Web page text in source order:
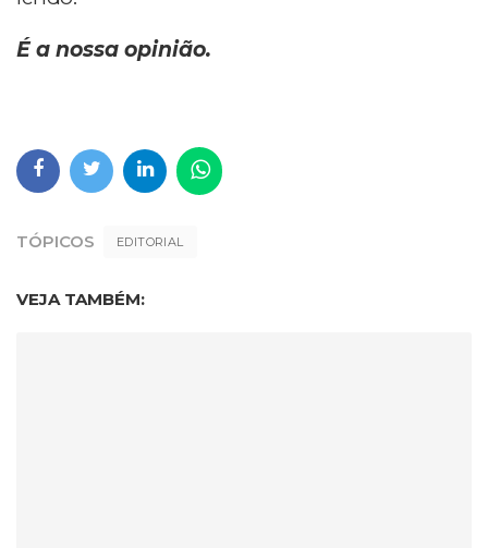
É a nossa opinião.
TÓPICOS EDITORIAL
VEJA TAMBÉM: